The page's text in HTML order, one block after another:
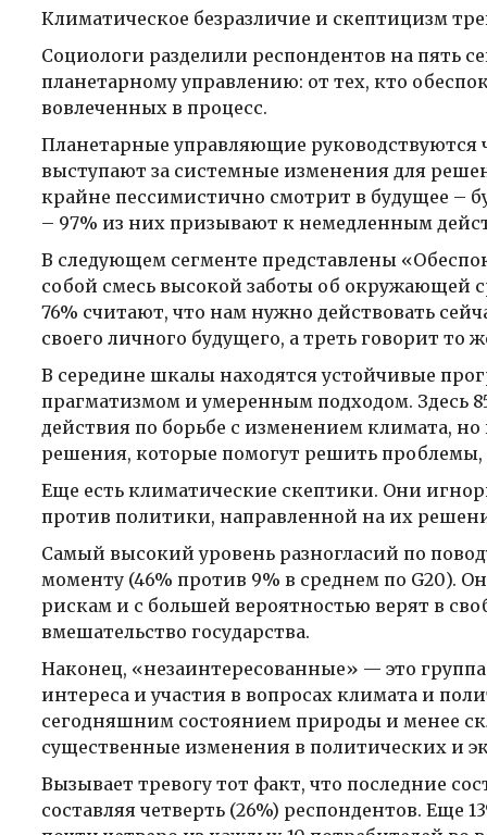
Климатическое безразличие и скептицизм
Социологи разделили респондентов на пять
планетарному управлению: от тех, кто
вовлеченных в процесс.
Планетарные управляющие руководствуются
выступают за системные изменения для
крайне пессимистично смотрит в будущее –
– 97% из них призывают к немедленным
В следующем сегменте представлены
собой смесь высокой заботы об окружающей
76% считают, что нам нужно действовать
своего личного будущего, а треть говорит то
В середине шкалы находятся устойчивые
прагматизмом и умеренным подходом. Здесь
действия по борьбе с изменением климата,
решения, которые помогут решить проблемы,
Еще есть климатические скептики. Они
против политики, направленной на их
Самый высокий уровень разногласий по
моменту (46% против 9% в среднем по G20).
рискам и с большей вероятностью верят в
вмешательство государства.
Наконец, «незаинтересованные» — это
интереса и участия в вопросах климата и
сегодняшним состоянием природы и менее
существенные изменения в политических и
Вызывает тревогу тот факт, что последние
составляя четверть (26%) респондентов. Еще